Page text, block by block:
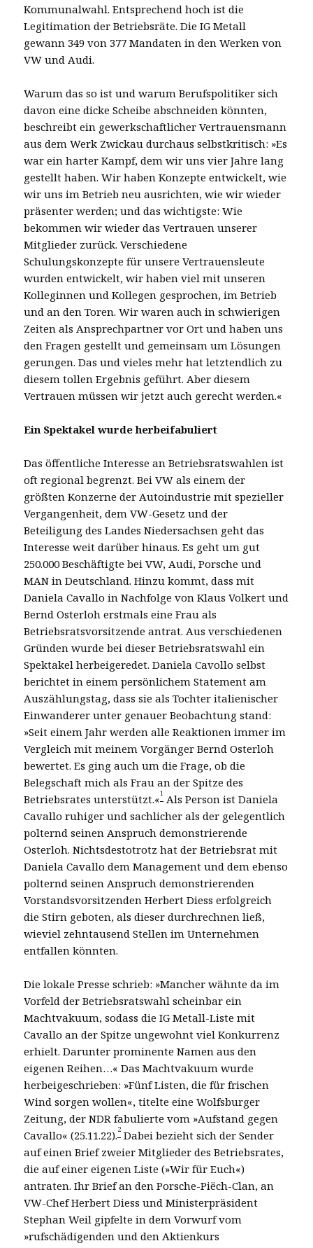
Kommunalwahl. Entsprechend hoch ist die
Legitimation der Betriebsräte. Die IG Metall
gewann 349 von 377 Mandaten in den Werken von
VW und Audi.
Warum das so ist und warum Berufspolitiker sich
davon eine dicke Scheibe abschneiden könnten,
beschreibt ein gewerkschaftlicher Vertrauensmann
aus dem Werk Zwickau durchaus selbstkritisch: »Es
war ein harter Kampf, dem wir uns vier Jahre lang
gestellt haben. Wir haben Konzepte entwickelt, wie
wir uns im Betrieb neu ausrichten, wie wir wieder
präsenter werden; und das wichtigste: Wie
bekommen wir wieder das Vertrauen unserer
Mitglieder zurück. Verschiedene
Schulungskonzepte für unsere Vertrauensleute
wurden entwickelt, wir haben viel mit unseren
Kolleginnen und Kollegen gesprochen, im Betrieb
und an den Toren. Wir waren auch in schwierigen
Zeiten als Ansprechpartner vor Ort und haben uns
den Fragen gestellt und gemeinsam um Lösungen
gerungen. Das und vieles mehr hat letztendlich zu
diesem tollen Ergebnis geführt. Aber diesem
Vertrauen müssen wir jetzt auch gerecht werden.«
Ein Spektakel wurde herbeifabuliert
Das öffentliche Interesse an Betriebsratswahlen ist
oft regional begrenzt. Bei VW als einem der
größten Konzerne der Autoindustrie mit spezieller
Vergangenheit, dem VW-Gesetz und der
Beteiligung des Landes Niedersachsen geht das
Interesse weit darüber hinaus. Es geht um gut
250.000 Beschäftigte bei VW, Audi, Porsche und
MAN in Deutschland. Hinzu kommt, dass mit
Daniela Cavallo in Nachfolge von Klaus Volkert und
Bernd Osterloh erstmals eine Frau als
Betriebsratsvorsitzende antrat. Aus verschiedenen
Gründen wurde bei dieser Betriebsratswahl ein
Spektakel herbeigeredet. Daniela Cavollo selbst
berichtet in einem persönlichem Statement am
Auszählungstag, dass sie als Tochter italienischer
Einwanderer unter genauer Beobachtung stand:
»Seit einem Jahr werden alle Reaktionen immer im
Vergleich mit meinem Vorgänger Bernd Osterloh
bewertet. Es ging auch um die Frage, ob die
Belegschaft mich als Frau an der Spitze des
Betriebsrates unterstützt.«1 Als Person ist Daniela
Cavallo ruhiger und sachlicher als der gelegentlich
polternd seinen Anspruch demonstrierende
Osterloh. Nichtsdestotrotz hat der Betriebsrat mit
Daniela Cavallo dem Management und dem ebenso
polternd seinen Anspruch demonstrierenden
Vorstandsvorsitzenden Herbert Diess erfolgreich
die Stirn geboten, als dieser durchrechnen ließ,
wieviel zehntausend Stellen im Unternehmen
entfallen könnten.
Die lokale Presse schrieb: »Mancher wähnte da im
Vorfeld der Betriebsratswahl scheinbar ein
Machtvakuum, sodass die IG Metall-Liste mit
Cavallo an der Spitze ungewohnt viel Konkurrenz
erhielt. Darunter prominente Namen aus den
eigenen Reihen…« Das Machtvakuum wurde
herbeigeschrieben: »Fünf Listen, die für frischen
Wind sorgen wollen«, titelte eine Wolfsburger
Zeitung, der NDR fabulierte vom »Aufstand gegen
Cavallo« (25.11.22).2 Dabei bezieht sich der Sender
auf einen Brief zweier Mitglieder des Betriebsrates,
die auf einer eigenen Liste (»Wir für Euch«)
antraten. Ihr Brief an den Porsche-Piëch-Clan, an
VW-Chef Herbert Diess und Ministerpräsident
Stephan Weil gipfelte in dem Vorwurf vom
»rufschädigenden und den Aktienkurs